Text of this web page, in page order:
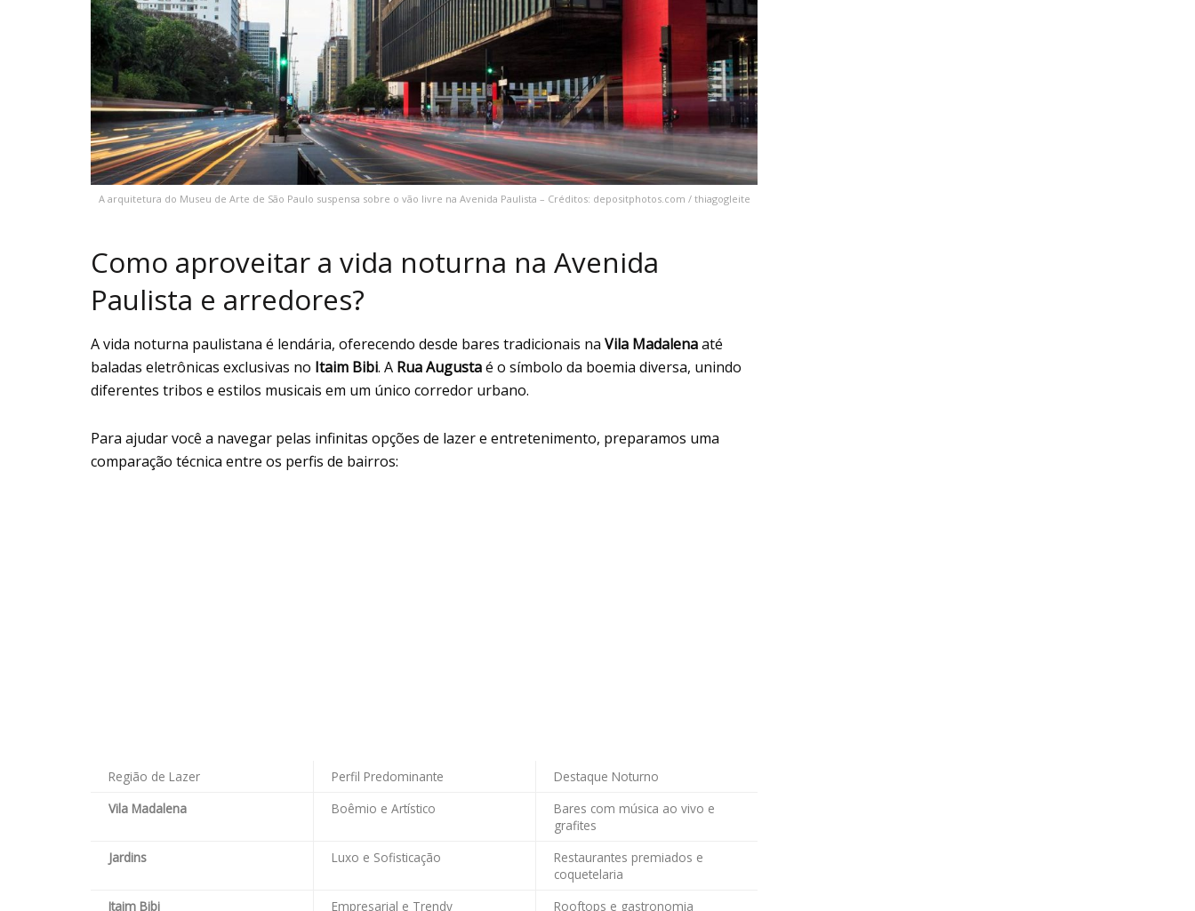
A arquitetura do Museu de Arte de São Paulo suspensa sobre o vão livre na Avenida Paulista – Créditos: depositphotos.com / thiagogleite
Como aproveitar a vida noturna na Avenida
Paulista e arredores?
A vida noturna paulistana é lendária, oferecendo desde bares tradicionais na Vila Madalenaaté
baladas eletrônicas exclusivas no Itaim Bibi. A Rua Augustaé o símbolo da boemia diversa, unindo
diferentes tribos e estilos musicais em um único corredor urbano.
Para ajudar você a navegar pelas infinitas opções de lazer e entretenimento, preparamos uma
comparação técnica entre os perfis de bairros:
Região de Lazer Perfil Predominante
Destaque Noturno
Vila Madalena
Boêmio e Artístico
Bares com música ao vivo e
grafites
Jardins
Luxo e Sofisticação
Restaurantes premiados e
coquetelaria
Itaim Bibi
Empresarial e Trendy Rooftops e gastronomia